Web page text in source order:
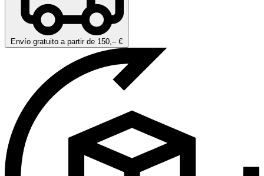
Envío gratuito a partir de 150,– €